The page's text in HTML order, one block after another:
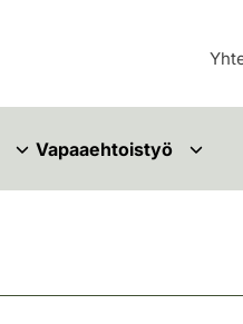
Vapaaehtoistyö